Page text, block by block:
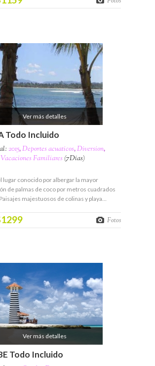
Ver más detalles
Todo Incluido
2015,Deportes acuaticos,Diversion,
Vacaciones Familiares (7Días)
lugar conocido por albergar la mayor
de palmas de coco por metros cuadrados
majestuosos de colinas y playa…
Fotos
Ver más detalles
Todo Incluido